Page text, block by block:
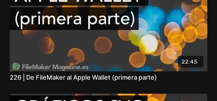
22:45
226 | De FileMaker al Apple Wallet (primera parte)